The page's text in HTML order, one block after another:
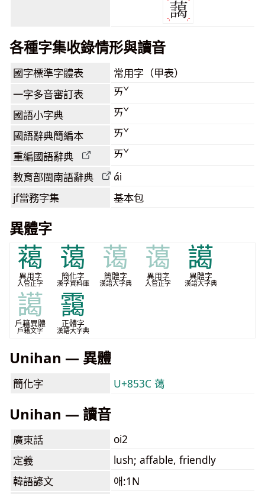
各種字集收錄情形與讀音
國字標準字體表 常用字（甲表）
一字多音審訂表 ㄞˇ
國語小字典 ㄞˇ
國語辭典簡編本 ㄞˇ
重編國語辭典 ㄞˇ
教育部閩南語辭典 ái
jf當務字集 基本包
異體字
䕣
異用字
入管正字
蔼
簡化字
漢字資料庫
蔼
簡體字
漢語大字典
蔼
異用字
入管正字
譪
異體字
漢語大字典
譪
戶籍異體
戶籍文字
靄
正體字
漢語大字典
Unihan — 異體
簡化字 U+853C 蔼
Unihan — 讀音
廣東話
oi2
定義
lush; affable, friendly
韓語諺文
애:1N